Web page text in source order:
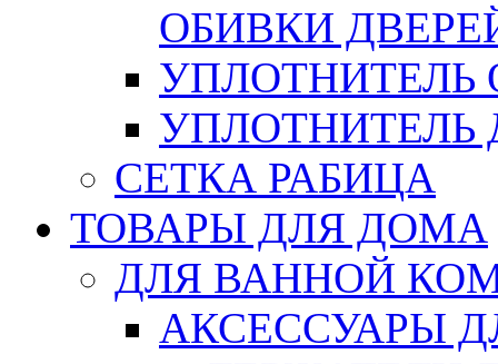
ОБИВКИ
УПЛОТНИТЕЛЬ
СЕТКА РАБИЦА
ТОВАРЫ ДЛЯ ДОМА
ДЛЯ ВАННОЙ
АКСЕССУАРЫ